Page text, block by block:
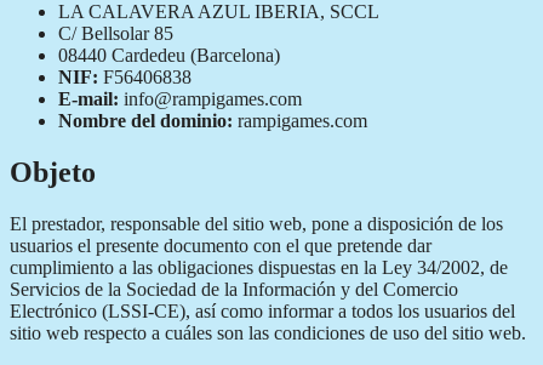
LA CALAVERA AZUL IBERIA, SCCL
C/ Bellsolar 85
08440 Cardedeu (Barcelona)
NIF: F56406838
E-mail: info@rampigames.com
Nombre del dominio: rampigames.com
Objeto
El prestador, responsable del sitio web, pone a disposición de los
usuarios el presente documento con el que pretende dar
cumplimiento a las obligaciones dispuestas en la Ley 34/2002, de
Servicios de la Sociedad de la Información y del Comercio
Electrónico (LSSI-CE), así como informar a todos los usuarios del
sitio web respecto a cuáles son las condiciones de uso del sitio web.